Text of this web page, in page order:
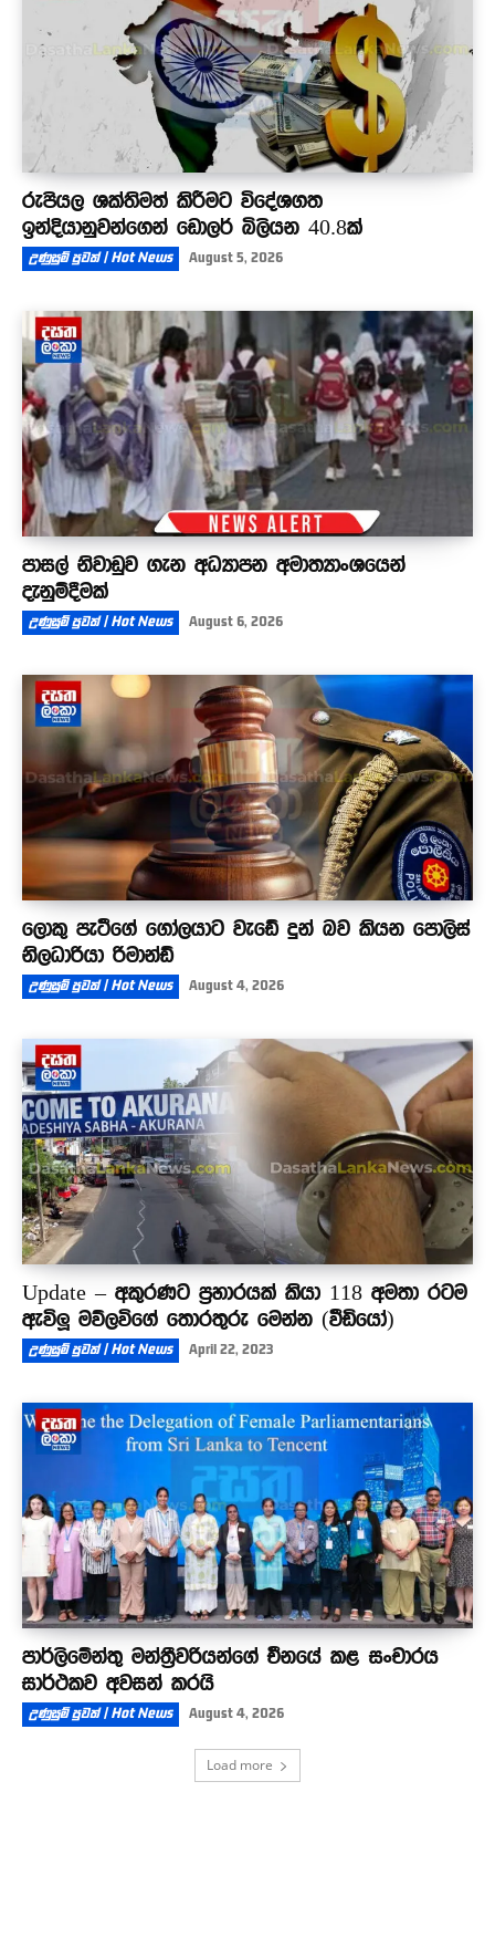
රුපියල ශක්තිමත් කිරීමට විදේශගත
ඉන්දියානුවන්ගෙන් ඩොලර් බිලියන 40.8ක්
උණුසුම් පුවත් | Hot News August 5, 2026
පාසල් නිවාඩුව ගැන අධ්‍යාපන අමාත්‍යාංශයෙන්
දැනුම්දීමක්
උණුසුම් පුවත් | Hot News August 6, 2026
ලොකු පැටීගේ ගෝලයාට වැඩේ දුන් බව කියන පොලිස්
නිලධාරියා රිමාන්ඩ්
උණුසුම් පුවත් | Hot News August 4, 2026
Update – අකුරණට ප්‍රහාරයක් කියා 118 අමතා රටම
ඇවිලූ මව්ලවිගේ තොරතුරු මෙන්න (වීඩියෝ)
උණුසුම් පුවත් | Hot News April 22, 2023
පාර්ලිමේන්තු මන්ත්‍රීවරියන්ගේ චීනයේ කළ සංචාරය
සාර්ථකව අවසන් කරයි
උණුසුම් පුවත් | Hot News August 4, 2026
Load more